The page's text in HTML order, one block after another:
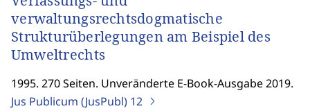
verwaltungsrechtsdogmatische
Strukturüberlegungen am Beispiel des
Umweltrechts
1995. 270 Seiten. Unveränderte E-Book-Ausgabe 2019.
Jus Publicum (JusPubl) 12